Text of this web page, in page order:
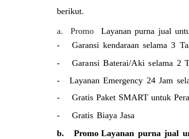
berikut.
a. Promo Layanan purna jual
-
Garansi kendaraan selama 3
-
Garansi Baterai/Aki selama 2
- Layanan Emergency 24 Jam
-
Gratis Paket SMART untuk
-
Gratis Biaya Jasa
b. PromoLayanan purna jual